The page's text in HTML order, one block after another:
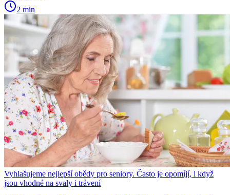
2 min
Vyhlašujeme nejlepší obědy pro seniory. Často je opomíjí, i když
jsou vhodné na svaly i trávení